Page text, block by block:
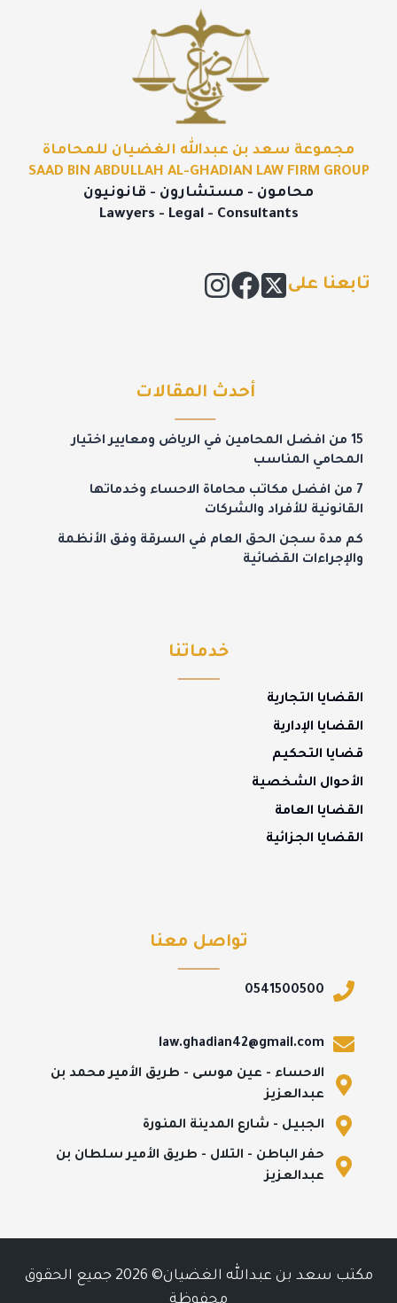
مجموعة سعد بن عبدالله الغضيان للمحاماة
SAAD BIN ABDULLAH AL-GHADIAN LAW FIRM GROUP
محامون - مستشارون - قانونيون
Lawyers - Legal - Consultants
تابعنا على
أحدث المقالات
15 من افضل المحامين في الرياض ومعايير اختيار
المحامي المناسب
7 من افضل مكاتب محاماة الاحساء وخدماتها
القانونية للأفراد والشركات
كم مدة سجن الحق العام في السرقة وفق الأنظمة
والإجراءات القضائية
خدماتنا
القضايا التجارية
القضايا الإدارية
قضايا التحكيم
الأحوال الشخصية
القضايا العامة
القضايا الجزائية
تواصل معنا
0541500500
law.ghadian42@gmail.com
الاحساء - عين موسى - طريق الأمير محمد بن
عبدالعزيز
الجبيل - شارع المدينة المنورة
حفر الباطن - التلال - طريق الأمير سلطان بن
عبدالعزيز
مكتب سعد بن عبدالله الغضيان© 2026 جميع الحقوق